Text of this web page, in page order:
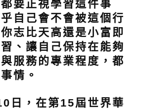
正視學習這件事
自己會不會被這個行
志比天高還是小富即
、讓自己保持在能夠
服務的專業程度，都
情。
，在第15屆世界華